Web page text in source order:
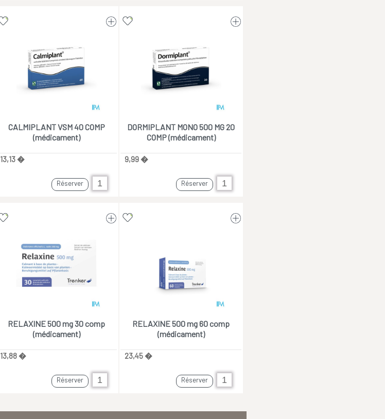
CALMIPLANT VSM 40 COMP
(médicament)
13,13 �
Réserver
DORMIPLANT MONO 500 MG 20
COMP (médicament)
9,99 �
Réserver
RELAXINE 500 mg 30 comp
(médicament)
13,88 �
Réserver
RELAXINE 500 mg 60 comp
(médicament)
23,45 �
Réserver